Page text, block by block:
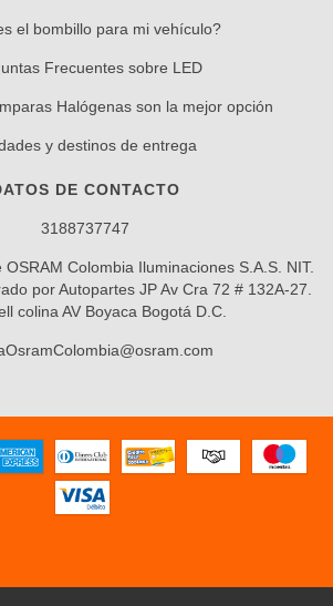
el bombillo para mi vehículo?
Frecuentes sobre LED
Halógenas son la mejor opción
y destinos de entrega
DE CONTACTO
3188737747
Colombia Iluminaciones S.A.S. NIT.
por Autopartes JP Av Cra 72 # 132A-27.
colina AV Boyaca Bogotá D.C.